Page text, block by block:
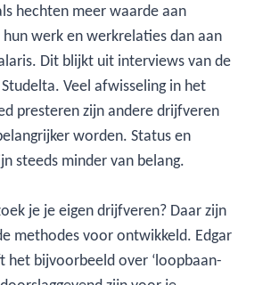
hechten meer waarde aan
hun werk en werkrelaties dan aan
Dit blijkt uit interviews van de
Veel afwisseling in het
presteren zijn andere drijfveren
worden. Status en
steeds minder van belang.
je je eigen drijfveren? Daar zijn
methodes voor ontwikkeld. Edgar
het bijvoorbeeld over ‘loopbaan-